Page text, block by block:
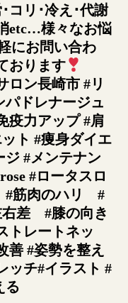
コリ･冷え･代謝
etc…様々なお悩
にお問い合わ
おります
ン長崎市 #リ
パドレナージュ
疫力アップ #肩
ト #痩身ダイエ
ジ #メンテナン
#ロータスロ
#筋肉のハリ #
差 #膝の向き
レートネッ
#姿勢を整え
チ#イラスト #
る